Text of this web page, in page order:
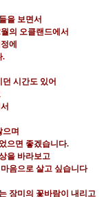
을 보면서
월의 오클랜드에서
에
.
시간도 있어
으며
으면 좋겠습니다.
을 바라보고
음으로 살고 싶습니다
장미의 꽃바람이 내리고